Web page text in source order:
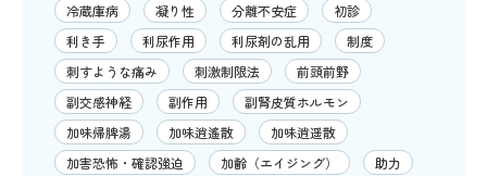
冷蔵庫病
凝り性 分離不安症
初診
利き手
利尿作用 利尿剤の乱用
制度
刺すような痛み
刺激制限法
前頭前野
副交感神経
副作用
副腎皮質ホルモン
加味帰脾湯
加味逍遙散
加味逍遥散
加害恐怖・確認強迫
加齢（エイジング）
助力